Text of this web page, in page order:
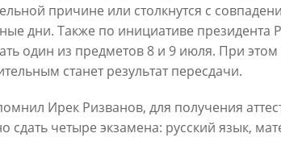
причине или столкнутся с
дни. Также по инициативе президента
один из предметов 8 и 9 июля. При
станет результат пересдачи.
Ирек Ризванов, для получения
сдать четыре экзамена: русский язык,
наполнение и сопровождение сайта Мэра Казани
сайта Мэра Казани могут быть воспроизведены в
иных носителях без каких-либо ограничений по объему
ссылка на первоисточник (в случае копирования
согласия на перепечатку со стороны информационного
Мэрии Казани не требуется.
МЭРИЯ КАЗАНИ ИНТЕРНЕТ-